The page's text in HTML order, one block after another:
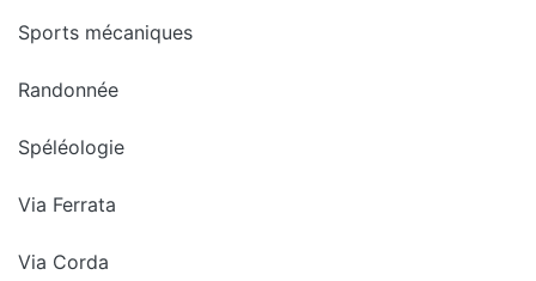
Sports mécaniques
Randonnée
Spéléologie
Via Ferrata
Via Corda